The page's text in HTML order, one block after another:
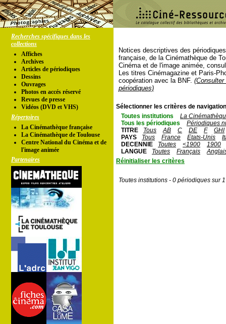
Recherches spécifiques dans les
collections
Affiches
Archives
Articles de périodiques
Dessins
Ouvrages
Photos en accés réservé
Revues de presse
Vidéos (DVD et VHS)
Répertoires
La Cinémathèque française
La Cinémathèque de Toulouse
Centre National du Cinéma et de
l'image animée
Partenaires
Notices descriptives des
française, de la Cinémathèque de
Cinéma et de l'image animée,
Les titres Cinémagazine et Paris-
coopération avec la BNF.
périodiques)
Sélectionner les critères de
Toutes institutions
La
Tous les périodiques
Périodiques
TITRE
Tous AB C DE F
GHI
PAYS
Tous France Etats-Unis
DECENNIE
Toutes <1900
1900
LANGUE
Toutes Français
Réinitialiser les critères
Toutes institutions - 0 périodiques sur